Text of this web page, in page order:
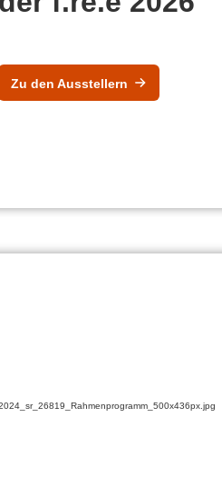
Zu den Ausstellern